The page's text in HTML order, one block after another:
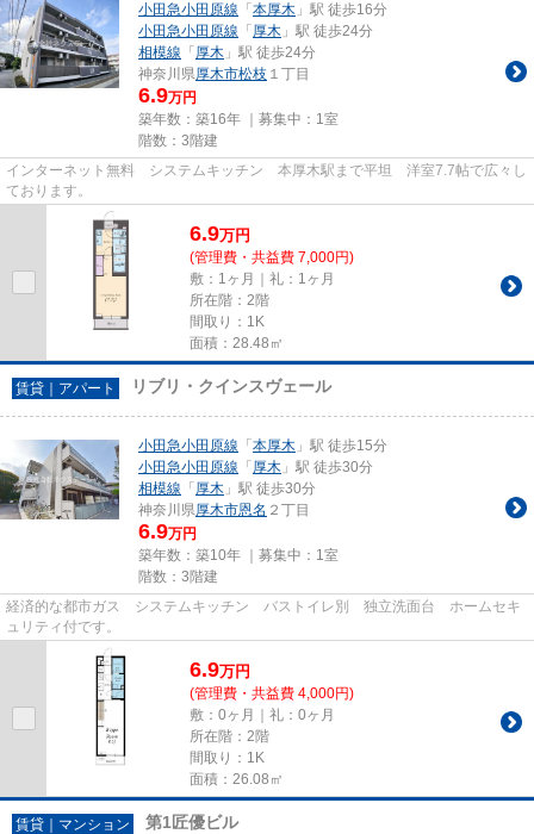
小田急小田原線 「本厚木 」駅 徒歩16分
小田急小田原線 「厚木 」駅 徒歩24分
相模線 「厚木 」駅 徒歩24分
神奈川県厚木市松枝 １丁目
6.9万円
築年数：築16年 ｜募集中： 1室
階数：3階建
インターネット無料 システムキッチン 本厚木駅まで平坦 洋室7.7帖で広々し
ております。
6.9万円
(管理費・共益費 7,000円)
敷：1ヶ月｜礼：1ヶ月
所在階：2階
間取り：1K
面積：28.48㎡
賃貸｜アパート リブリ・クインスヴェール
小田急小田原線 「本厚木 」駅 徒歩15分
小田急小田原線 「厚木 」駅 徒歩30分
相模線 「厚木 」駅 徒歩30分
神奈川県厚木市恩名 ２丁目
6.9万円
築年数：築10年 ｜募集中： 1室
階数：3階建
経済的な都市ガス システムキッチン バストイレ別 独立洗面台 ホームセキ
ュリティ付です。
6.9万円
(管理費・共益費 4,000円)
敷：0ヶ月｜礼：0ヶ月
所在階：2階
間取り：1K
面積：26.08㎡
賃貸｜マンション 第1匠優ビル